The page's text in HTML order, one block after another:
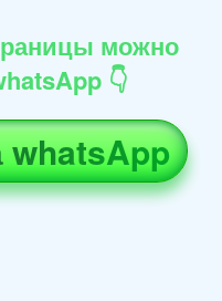
можно
👇
whatsApp